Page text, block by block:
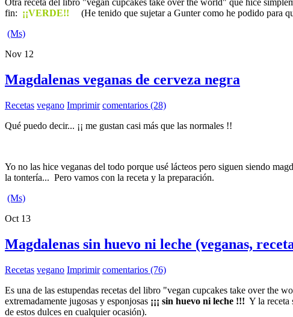
fin: ¡¡VERDE!!
(He tenido que sujetar a Gunter como he podido para
(Ms)
Nov 12
Magdalenas veganas de cerveza negra
Recetas vegano Imprimir comentarios (28)
Qué puedo decir... ¡¡ me gustan casi más que las normales !!
Yo no las hice veganas del todo porque usé lácteos pero siguen siendo
la tontería... Pero vamos con la receta y la preparación.
(Ms)
Oct 13
Magdalenas sin huevo ni leche (veganas,
Recetas vegano Imprimir comentarios (76)
Es una de las estupendas recetas del libro "vegan cupcakes take over the
extremadamente jugosas y esponjosas ¡¡¡ sin huevo ni leche !!! Y la receta
de estos dulces en cualquier ocasión).